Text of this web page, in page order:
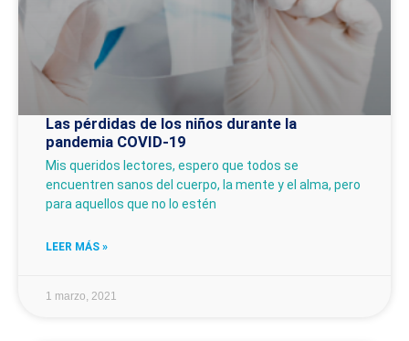
Las pérdidas de los niños durante la
pandemia COVID-19
Mis queridos lectores, espero que todos se
encuentren sanos del cuerpo, la mente y el alma, pero
para aquellos que no lo estén
LEER MÁS »
1 marzo, 2021